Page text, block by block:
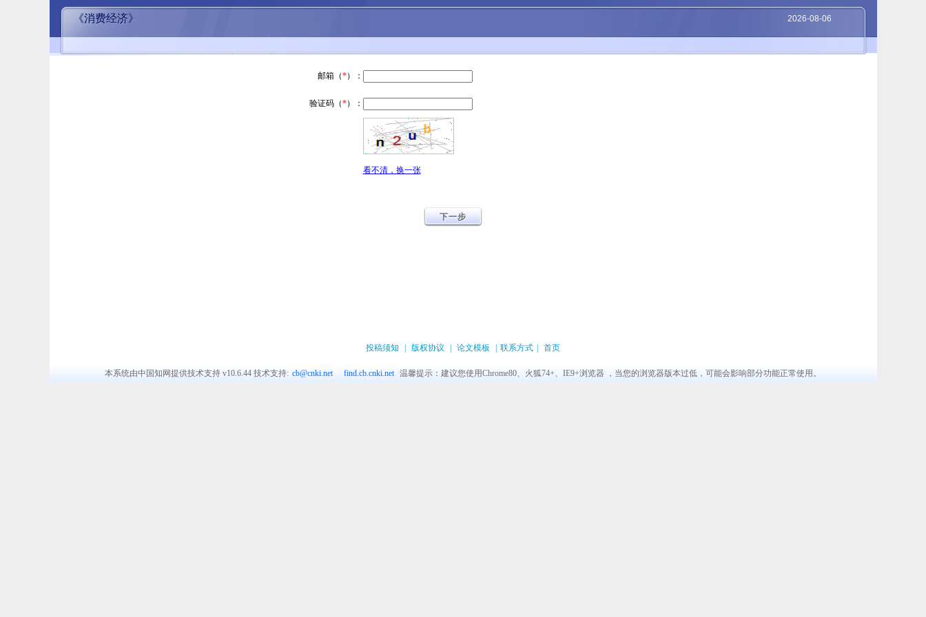
《消费经济》 2026-08-06
邮箱（*）：
验证码（*）：
看不清，换一张
投稿须知 版权协议 论文模板 联系方式 首页
本系统由中国知网提供技术支持 v10.6.44 技术支持: cb@cnki.net find.cb.cnki.net 温馨提示：建议您使用Chrome80、火狐74+、IE9+浏览器 ，当您的浏览器版本过低，可能会影响部分功能正常使用。